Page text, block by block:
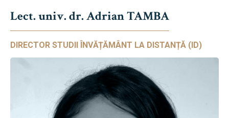
Lect. univ. dr. Adrian TAMBA
DIRECTOR STUDII ÎNVĂȚĂMÂNT LA DISTANȚĂ (ID)